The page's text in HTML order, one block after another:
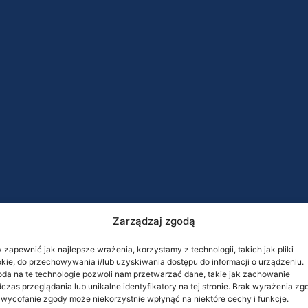
Zarządzaj zgodą
zapewnić jak najlepsze wrażenia, korzystamy z technologii, takich jak pliki
do przechowywania i/lub uzyskiwania dostępu do informacji o urządzeniu.
na te technologie pozwoli nam przetwarzać dane, takie jak zachowanie
przeglądania lub unikalne identyfikatory na tej stronie. Brak wyrażenia
wycofanie zgody może niekorzystnie wpłynąć na niektóre cechy i funkcje.